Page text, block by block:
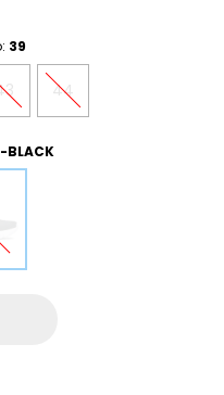
39
44
BLACK